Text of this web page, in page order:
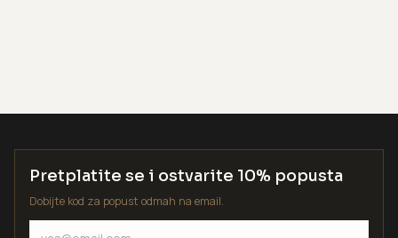
Pretplatite se i ostvarite 10% popusta
Dobijte kod za popust odmah na email.